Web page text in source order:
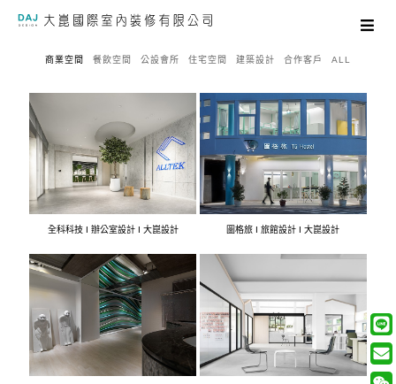
商業空間 餐飲空間 公設會所 住宅空間 建築設計 合作客戶 ALL
全科科技 I 辦公室設計 I 大崑設計 圖格旅 I 旅館設計 I 大崑設計